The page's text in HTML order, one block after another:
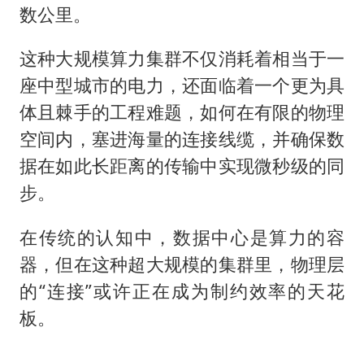
以军士兵把枪口对准中国记者
笔试第一被劝弃考涉事副校长被撤职
白海豚5次眼壁置换
构建更高水平的全民健身公共服务体系
数公里。
这种大规模算力集群不仅消耗着相当于一
座中型城市的电力，还面临着一个更为具
体且棘手的工程难题，如何在有限的物理
空间内，塞进海量的连接线缆，并确保数
据在如此长距离的传输中实现微秒级的同
步。
在传统的认知中，数据中心是算力的容
器，但在这种超大规模的集群里，物理层
的“连接”或许正在成为制约效率的天花
板。